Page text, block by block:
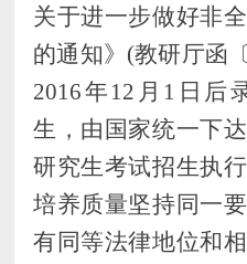
关于进一步做好非
的通知》(教研厅函
2016年12月1日后
生，由国家统一下
研究生考试招生执
培养质量坚持同一
有同等法律地位和